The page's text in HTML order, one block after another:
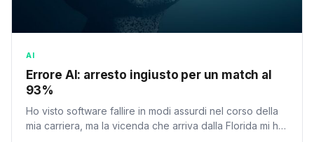
AI
Errore AI: arresto ingiusto per un match al
93%
Ho visto software fallire in modi assurdi nel corso della
mia carriera, ma la vicenda che arriva dalla Florida mi ha